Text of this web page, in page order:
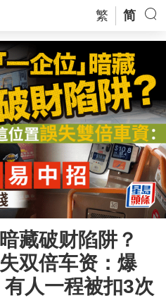
繁 简
藏破财陷阱？
双倍车资：爆
人一程被扣3次